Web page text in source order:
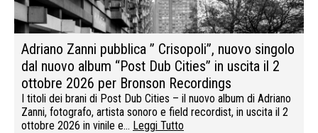
Adriano Zanni pubblica ” Crisopoli”, nuovo singolo
dal nuovo album “Post Dub Cities” in uscita il 2
ottobre 2026 per Bronson Recordings
I titoli dei brani di Post Dub Cities – il nuovo album di Adriano
Zanni, fotografo, artista sonoro e field recordist, in uscita il 2
ottobre 2026 in vinile e… Leggi Tutto